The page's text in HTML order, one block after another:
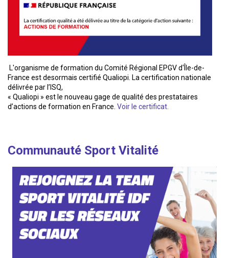
L'organisme de formation du Comité Régional EPGV d'Île-de-
France est desormais certifié Qualiopi. La certification nationale
délivrée par l’ISQ,
« Qualiopi » est le nouveau gage de qualité des prestataires
d’actions de formation en France. Voir le certificat.
Communauté Sport Vitalité